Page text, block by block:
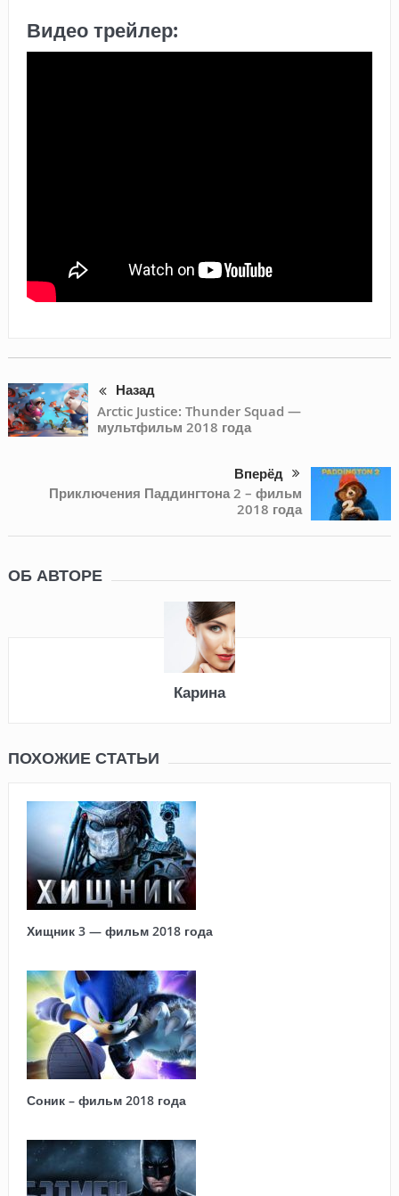
Видео трейлер:
Назад
Arctic Justice: Thunder Squad —
мультфильм 2018 года
Вперёд
Приключения Паддингтона 2 – фильм
2018 года
ОБ АВТОРЕ
Карина
ПОХОЖИЕ СТАТЬИ
Хищник 3 — фильм 2018 года
Соник – фильм 2018 года